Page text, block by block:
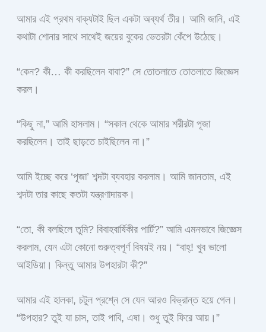
আমার এই প্রথম বাক্যটাই ছিল একটা অব্যর্থ তীর। আমি জানি, এই
কথাটা শোনার সাথে সাথেই জয়ের বুকের ভেতরটা কেঁপে উঠেছে।
“কেন? কী… কী করছিলেন বাবা?” সে তোতলাতে তোতলাতে জিজ্ঞেস
করল।
“কিছু না,” আমি হাসলাম। “সকাল থেকে আমার শরীরটা পূজা
করছিলেন। তাই ছাড়তে চাইছিলেন না।”
আমি ইচ্ছে করে ‘পূজা’ শব্দটা ব্যবহার করলাম। আমি জানতাম, এই
শব্দটা তার কাছে কতটা যন্ত্রণাদায়ক।
“তো, কী বলছিলে তুমি? বিবাহবার্ষিকীর পার্টি?” আমি এমনভাবে জিজ্ঞেস
করলাম, যেন এটা কোনো গুরুত্বপূর্ণ বিষয়ই নয়। “বাহ্! খুব ভালো
আইডিয়া। কিন্তু আমার উপহারটা কী?”
আমার এই হালকা, চটুল প্রশ্নে সে যেন আরও বিভ্রান্ত হয়ে গেল।
“উপহার? তুই যা চাস, তাই পাবি, এষা। শুধু তুই ফিরে আয়।”